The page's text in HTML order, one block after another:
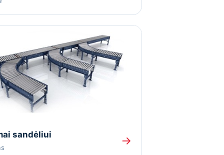
sandėliui →